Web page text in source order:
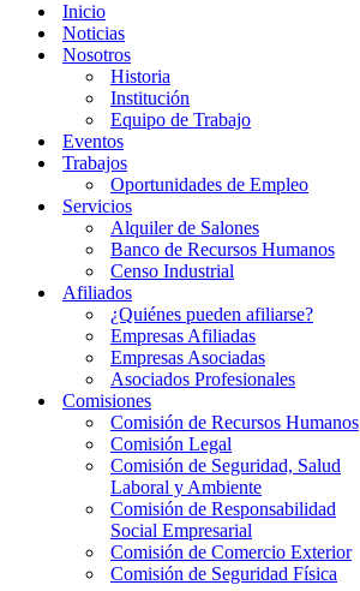
Inicio
Noticias
Nosotros
Historia
Institución
Equipo de Trabajo
Eventos
Trabajos
Oportunidades de Empleo
Servicios
Alquiler de Salones
Banco de Recursos Humanos
Censo Industrial
Afiliados
¿Quiénes pueden afiliarse?
Empresas Afiliadas
Empresas Asociadas
Asociados Profesionales
Comisiones
Comisión de Recursos Humanos
Comisión Legal
Comisión de Seguridad, Salud
Laboral y Ambiente
Comisión de Responsabilidad
Social Empresarial
Comisión de Comercio Exterior
Comisión de Seguridad Física